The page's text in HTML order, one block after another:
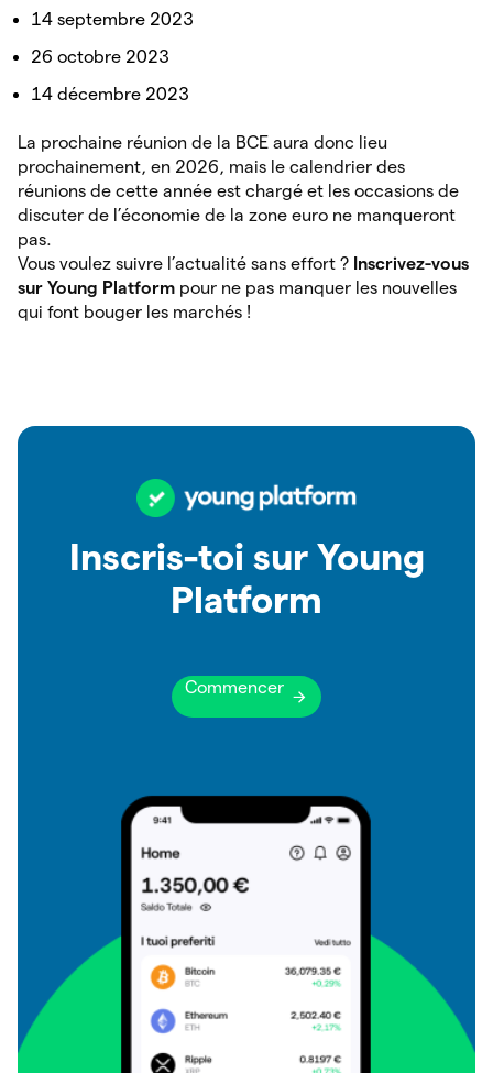
14 septembre 2023
26 octobre 2023
14 décembre 2023
La prochaine réunion de la BCE aura donc lieu
prochainement, en 2026, mais le calendrier des
réunions de cette année est chargé et les occasions de
discuter de l’économie de la zone euro ne manqueront
pas.
Vous voulez suivre l’actualité sans effort ? Inscrivez-vous
sur Young Platform pour ne pas manquer les nouvelles
qui font bouger les marchés !
Inscris-toi sur Young
Platform
Commencer